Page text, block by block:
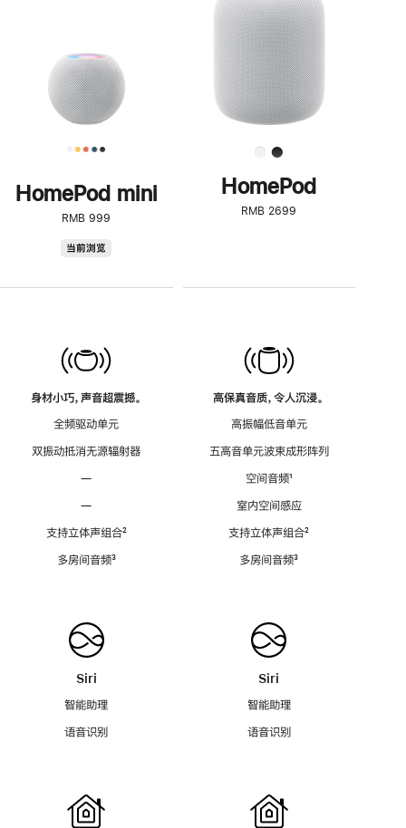
HomePod mini
RMB 999
当前浏览
身材小巧，声音超震撼。
全频驱动单元
双振动抵消无源辐射器
—
—
支持立体声组合脚
²
多房间音频脚
³
Siri
智能助理
语音识别
了
解
HomePod<
HomePod
RMB 2699
高保真音质，令人沉浸。
高振幅低音单元
五高音单元波束成形阵列
空间音频脚
¹
室内空间感应
支持立体声组合脚
²
多房间音频脚
³
Siri
智能助理
语音识别